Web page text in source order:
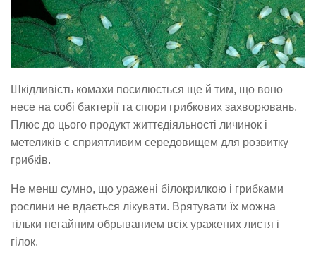
Шкідливість комахи посилюється ще й тим, що воно
несе на собі бактерії та спори грибкових захворювань.
Плюс до цього продукт життєдіяльності личинок і
метеликів є сприятливим середовищем для розвитку
грибків.
Не менш сумно, що уражені білокрилкою і грибками
рослини не вдається лікувати. Врятувати їх можна
тільки негайним обрыванием всіх уражених листя і
гілок.